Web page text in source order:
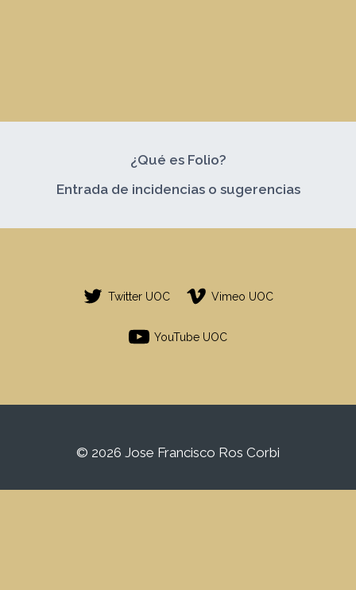
¿Qué es Folio?
Entrada de incidencias o sugerencias
Twitter UOC Vimeo UOC
YouTube UOC
© 2026 Jose Francisco Ros Corbi